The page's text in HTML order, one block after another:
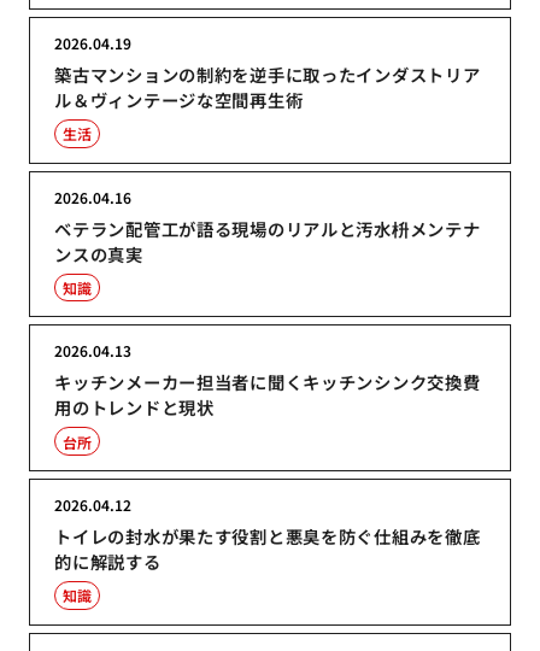
築古マンションの制約を逆手に取ったインダストリア
ル＆ヴィンテージな空間再生術
2026.04.19
生活
ベテラン配管工が語る現場のリアルと汚水枡メンテナ
ンスの真実
2026.04.16
知識
キッチンメーカー担当者に聞くキッチンシンク交換費
用のトレンドと現状
2026.04.13
台所
トイレの封水が果たす役割と悪臭を防ぐ仕組みを徹底
的に解説する
2026.04.12
知識